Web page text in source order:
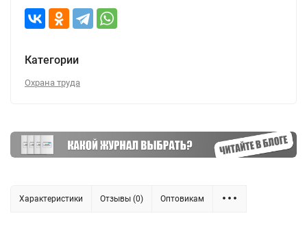
Категории
Охрана труда
Характеристики Отзывы (0) Оптовикам